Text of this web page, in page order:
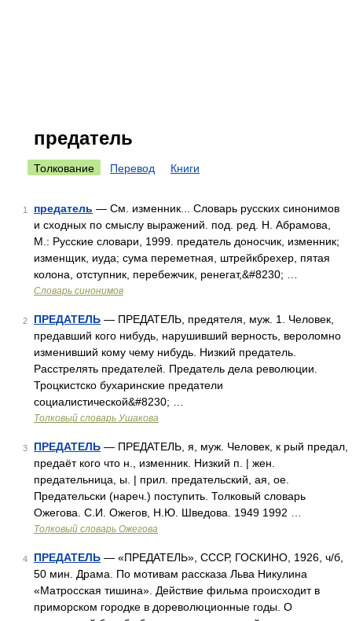
предатель
Толкование Перевод Книги
1 предатель — См. изменник... Словарь русских синонимов
и сходных по смыслу выражений. под. ред. Н. Абрамова,
М.: Русские словари, 1999. предатель доносчик, изменник;
изменщик, иуда; сума переметная, штрейкбрехер, пятая
колона, отступник, перебежчик, ренегат,&#8230; …
Словарь синонимов
2 ПРЕДАТЕЛЬ — ПРЕДАТЕЛЬ, предятеля, муж. 1. Человек,
предавший кого нибудь, нарушивший верность, вероломно
изменивший кому чему нибудь. Низкий предатель.
Расстрелять предателей. Предатель дела революции.
Троцкистско бухаринские предатели
социалистической&#8230; …
Толковый словарь Ушакова
3 ПРЕДАТЕЛЬ — ПРЕДАТЕЛЬ, я, муж. Человек, к рый предал,
предаёт кого что н., изменник. Низкий п. | жен.
предательница, ы. | прил. предательский, ая, ое.
Предательски (нареч.) поступить. Толковый словарь
Ожегова. С.И. Ожегов, Н.Ю. Шведова. 1949 1992 …
Толковый словарь Ожегова
4 ПРЕДАТЕЛЬ — «ПРЕДАТЕЛЬ», СССР, ГОСКИНО, 1926, ч/б,
50 мин. Драма. По мотивам рассказа Льва Никулина
«Матросская тишина». Действие фильма происходит в
приморском городке в дореволюционные годы. О